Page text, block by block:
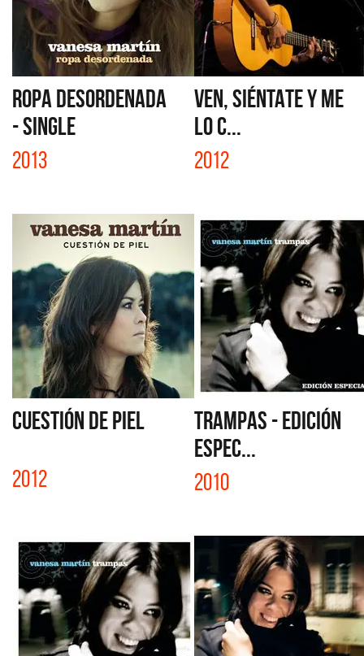
ROPA DESORDENADA
- SINGLE
2013
VEN, SIÉNTATE Y ME
LO C...
2012
CUESTIÓN DE PIEL
2012
TRAMPAS - EDICIÓN
ESPEC...
2010